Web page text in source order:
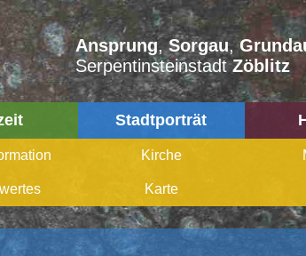
Ansprung,Sorgau,
SerpentinsteinstadtZöblitz
Stadtporträt
Kirche
Karte